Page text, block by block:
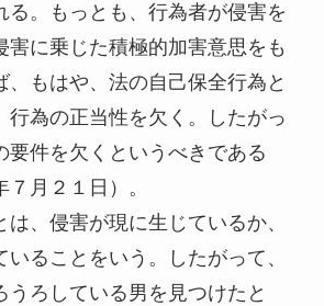
る。もっとも、行為者が侵害を
害に乗じた積極的加害意思をも
、もはや、法の自己保全行為と
行為の正当性を欠く。したがっ
要件を欠くというべきである
７月２１日）。
、侵害が現に生じているか、
いることをいう。したがって、
うろしている男を見つけたと